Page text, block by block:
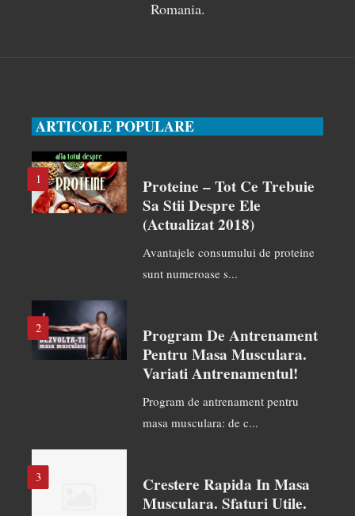
Romania.
ARTICOLE POPULARE
1
Proteine – Tot Ce Trebuie
Sa Stii Despre Ele
(actualizat 2018)
Avantajele consumului de proteine
sunt numeroase s...
2
Program De Antrenament
Pentru Masa Musculara.
Variati Antrenamentul!
Program de antrenament pentru
masa musculara: de c...
3
Crestere Rapida In Masa
Musculara. Sfaturi Utile.